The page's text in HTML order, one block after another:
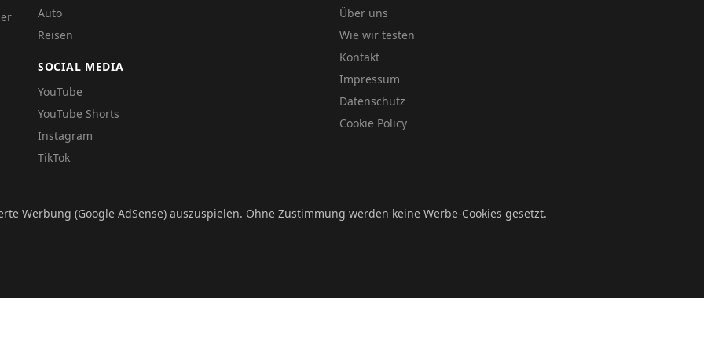
Auto
Reisen
SOCIAL MEDIA
YouTube
YouTube Shorts
Instagram
TikTok
Über uns
Wie wir testen
Kontakt
Impressum
Datenschutz
Cookie Policy
DatenschutzImpressum
Werbung (Google AdSense) auszuspielen. Ohne Zustimmung werden keine Werbe-Cookies gesetzt.